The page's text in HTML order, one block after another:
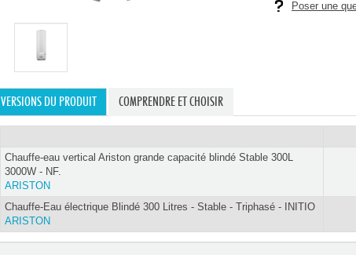
Poser une
VERSIONS DU PRODUIT COMPRENDRE ET CHOISIR
Chauffe-eau vertical Ariston grande capacité blindé Stable 300L
3000W - NF.
ARISTON
Chauffe-Eau électrique Blindé 300 Litres - Stable - Triphasé - INITIO
ARISTON